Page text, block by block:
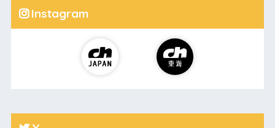
Instagram